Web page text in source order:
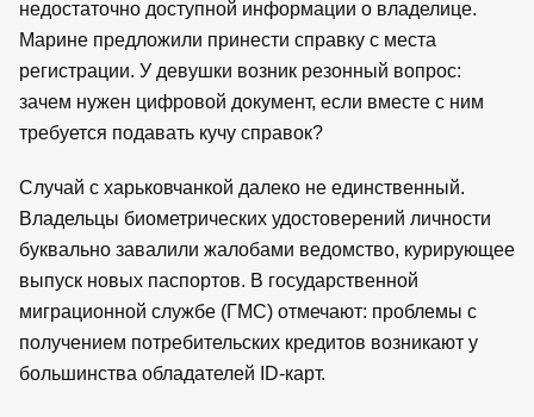
недостаточно доступной информации о владелице.
Марине предложили принести справку с места
регистрации. У девушки возник резонный вопрос:
зачем нужен цифровой документ, если вместе с ним
требуется подавать кучу справок?
Случай с харьковчанкой далеко не единственный.
Владельцы биометрических удостоверений личности
буквально завалили жалобами ведомство, курирующее
выпуск новых паспортов. В государственной
миграционной службе (ГМС) отмечают: проблемы с
получением потребительских кредитов возникают у
большинства обладателей ID-карт.